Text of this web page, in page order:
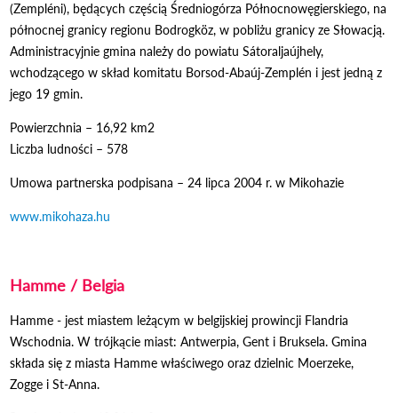
(Zempléni), będących częścią Średniogórza Północnowęgierskiego, na
północnej granicy regionu Bodrogköz, w pobliżu granicy ze Słowacją.
Administracyjnie gmina należy do powiatu Sátoraljaújhely,
wchodzącego w skład komitatu Borsod-Abaúj-Zemplén i jest jedną z
jego 19 gmin.
Powierzchnia – 16,92 km2
Liczba ludności – 578
Umowa partnerska podpisana – 24 lipca 2004 r. w Mikohazie
www.mikohaza.hu
Hamme / Belgia
Hamme - jest miastem leżącym w belgijskiej prowincji Flandria
Wschodnia. W trójkącie miast: Antwerpia, Gent i Bruksela. Gmina
składa się z miasta Hamme właściwego oraz dzielnic Moerzeke,
Zogge i St-Anna.